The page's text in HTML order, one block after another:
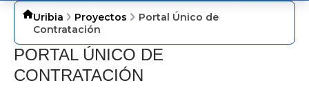
Uribia Proyectos
Portal Único de
Contratación
​P​ORTAL ÚNICO DE
CONTRATACIÓN